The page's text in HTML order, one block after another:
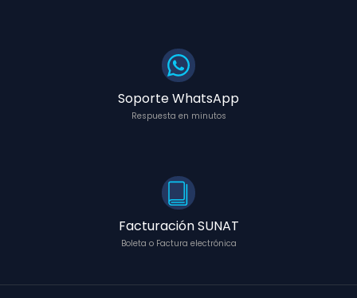
Soporte WhatsApp
Respuesta en minutos
Facturación SUNAT
Boleta o Factura electrónica